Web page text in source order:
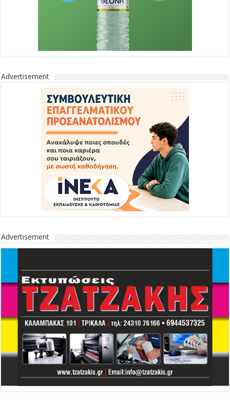
Advertisement
Advertisement